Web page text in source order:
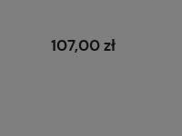
107,00 zł